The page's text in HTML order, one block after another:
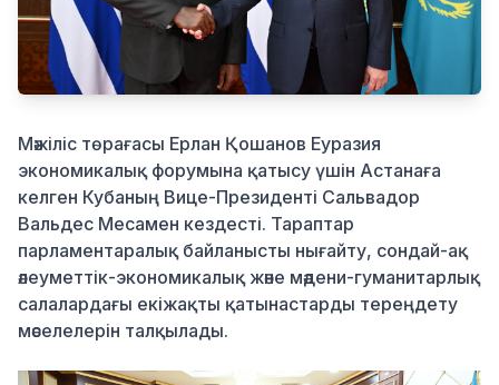
Қылмыс
Мәжіліс төрағасы Ерлан Қошанов Еуразия
экономикалық форумына қатысу үшін Астанаға
келген Кубаның Вице-Президенті Сальвадор
Вальдес Месамен кездесті. Тараптар
парламентаралық байланысты нығайту, сондай-ақ
әлеуметтік-экономикалық және мәдени-гуманитарлық
салалардағы екіжақты қатынастарды тереңдету
мәселелерін талқылады.